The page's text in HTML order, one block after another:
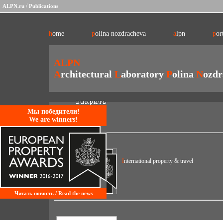
Mы победители!
We are winners!
Читать новость / Read the news
ALPN.ru / Publications
home polina nozdracheva alpn
ALPN
Architectural Laboratory Polina N
International property & travel